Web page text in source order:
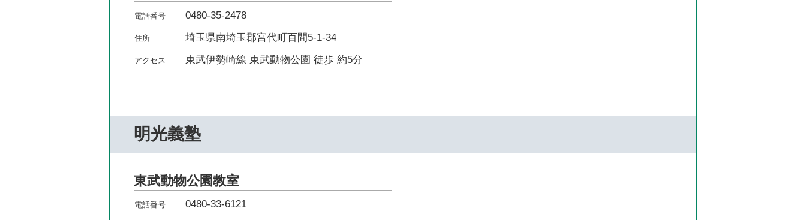
0480-35-2478
埼玉県南埼玉郡宮代町百間5-1-34
東武伊勢崎線 東武動物公園 徒歩 約5分
明光義塾
東武動物公園教室
0480-33-6121